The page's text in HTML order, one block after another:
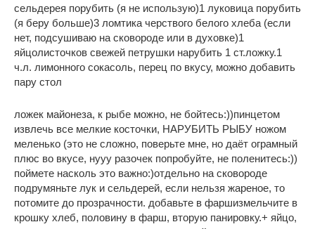
сельдерея порубить (я не использую)1 луковица порубить
(я беру больше)3 ломтика черствого белого хлеба (если
нет, подсушиваю на сковороде или в духовке)1
яйцолисточков свежей петрушки нарубить 1 ст.ложку.1
ч.л. лимонного сокасоль, перец по вкусу, можно добавить
пару стол
ложек майонеза, к рыбе можно, не бойтесь:))пинцетом
извлечь все мелкие косточки, НАРУБИТЬ РЫБУ ножом
меленько (это не сложно, поверьте мне, но даёт ограмный
плюс во вкусе, нууу разочек попробуйте, не поленитесь:))
поймете насколь это важно:)отдельно на сковороде
подрумяньте лук и сельдерей, если нельзя жареное, то
потомите до прозрачности. добавьте в фаршизмельчите в
крошку хлеб, половину в фарш, вторую панировку.+ яйцо,